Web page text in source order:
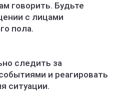
говорить. Будьте
с лицами
пола.
следить за
и реагировать
ситуации.